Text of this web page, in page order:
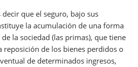
que el seguro, bajo sus
la acumulación de una forma
la sociedad (las primas), que tiene
de los bienes perdidos o
de determinados ingresos,